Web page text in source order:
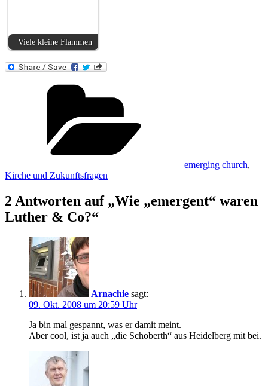
Viele kleine Flammen
emerging church,
Kirche und Zukunftsfragen
2 Antworten auf „Wie „emergent“ waren
Luther & Co?“
Arnachie sagt:
09. Okt. 2008 um 20:59 Uhr
Ja bin mal gespannt, was er damit meint.
Aber cool, ist ja auch „die Schoberth“ aus Heidelberg mit bei.